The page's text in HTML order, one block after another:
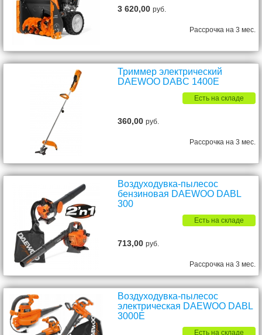
3 620,00руб.
Рассрочка на 3 мес.
Триммер электрический
DAEWOO DABC 1400E
Есть на складе
360,00руб.
Рассрочка на 3 мес.
Воздуходувка-пылесос
бензиновая DAEWOO DABL
300
Есть на складе
713,00руб.
Рассрочка на 3 мес.
Воздуходувка-пылесос
электрическая DAEWOO DABL
3000E
Есть на складе